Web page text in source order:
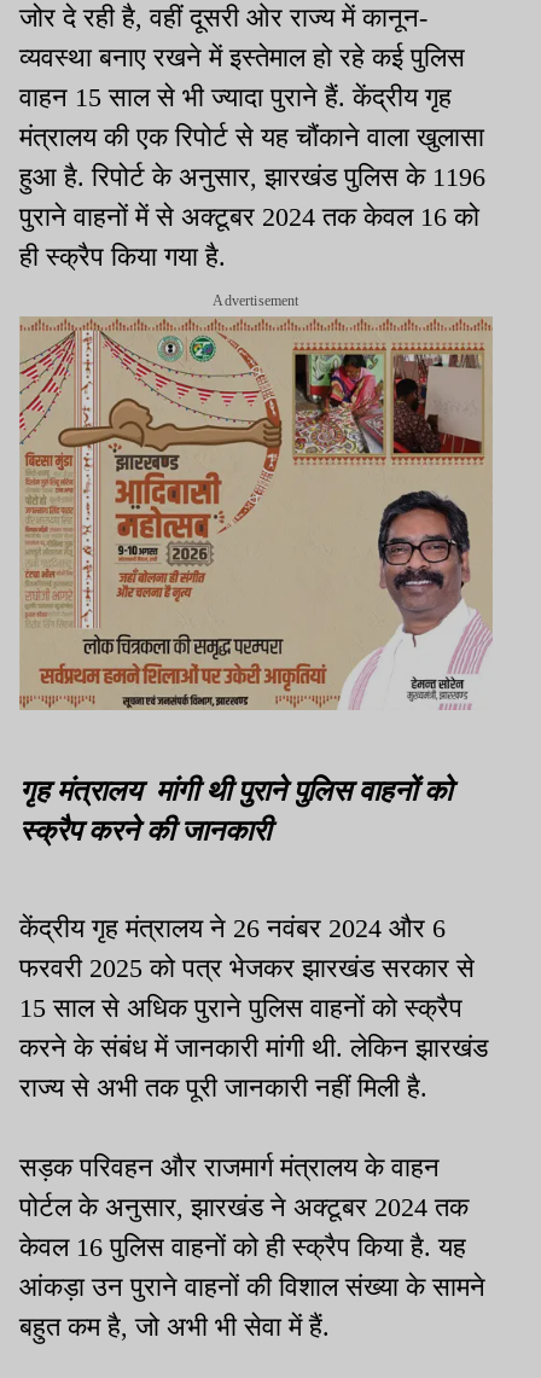
जोर दे रही है, वहीं दूसरी ओर राज्य में कानून-
व्यवस्था बनाए रखने में इस्तेमाल हो रहे कई पुलिस
वाहन 15 साल से भी ज्यादा पुराने हैं. केंद्रीय गृह
मंत्रालय की एक रिपोर्ट से यह चौंकाने वाला खुलासा
हुआ है. रिपोर्ट के अनुसार, झारखंड पुलिस के 1196
पुराने वाहनों में से अक्टूबर 2024 तक केवल 16 को
ही स्क्रैप किया गया है.
Advertisement
गृह मंत्रालय मांगी थी पुराने पुलिस वाहनों को
स्क्रैप करने की जानकारी
केंद्रीय गृह मंत्रालय ने 26 नवंबर 2024 और 6
फरवरी 2025 को पत्र भेजकर झारखंड सरकार से
15 साल से अधिक पुराने पुलिस वाहनों को स्क्रैप
करने के संबंध में जानकारी मांगी थी. लेकिन झारखंड
राज्य से अभी तक पूरी जानकारी नहीं मिली है.
सड़क परिवहन और राजमार्ग मंत्रालय के वाहन
पोर्टल के अनुसार, झारखंड ने अक्टूबर 2024 तक
केवल 16 पुलिस वाहनों को ही स्क्रैप किया है. यह
आंकड़ा उन पुराने वाहनों की विशाल संख्या के सामने
बहुत कम है, जो अभी भी सेवा में हैं.